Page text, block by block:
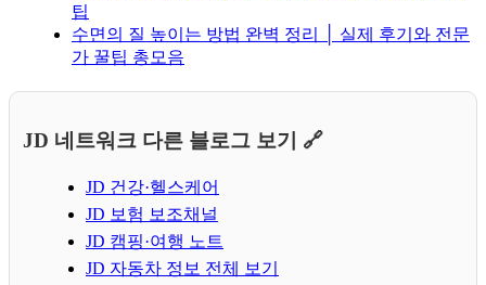
팁
수면의 질 높이는 방법 완벽 정리 │ 실제 후기와 전문
가 꿀팁 총모음
JD 네트워크 다른 블로그 보기 🔗
JD 건강·헬스케어
JD 보험 보조채널
JD 캠핑·여행 노트
JD 자동차 정보 전체 보기